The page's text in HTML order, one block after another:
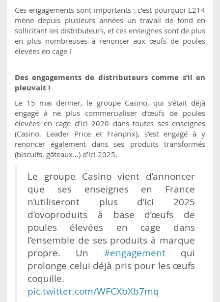
Ces engagements sont importants : c’est pourquoi L214
mène depuis plusieurs années un travail de fond en
sollicitant les distributeurs, et ces enseignes sont de plus
en plus nombreuses à renoncer aux œufs de poules
élevées en cage !
Des engagements de distributeurs comme s’il en
pleuvait !
Le 15 mai dernier, le groupe Casino, qui s’était déjà
engagé à ne plus commercialiser d’œufs de poules
élevées en cage d’ici 2020 dans toutes ses enseignes
(Casino, Leader Price et Franprix), s’est engagé à y
renoncer également dans ses produits transformés
(biscuits, gâteaux…) d’ici 2025.
Le groupe Casino vient d’annoncer
que ses enseignes en France
n’utiliseront plus d’ici 2025
d’ovoproduits à base d’œufs de
poules élevées en cage dans
l’ensemble de ses produits à marque
propre. Un #engagementqui
prolonge celui déjà pris pour les œufs
coquille.
pic.twitter.com/WFCXbXb7mq